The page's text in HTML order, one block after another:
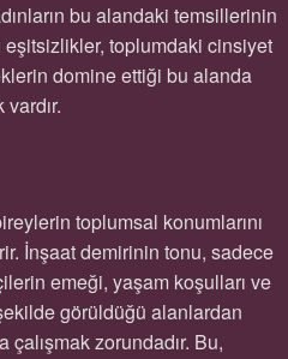
bu alandaki temsillerinin
toplumdaki cinsiyet
domine ettiği bu alanda
toplumsal konumlarını
İnşaat demirinin tonu, sadece
emeği, yaşam koşulları ve
görüldüğü alanlardan
zorundadır. Bu,